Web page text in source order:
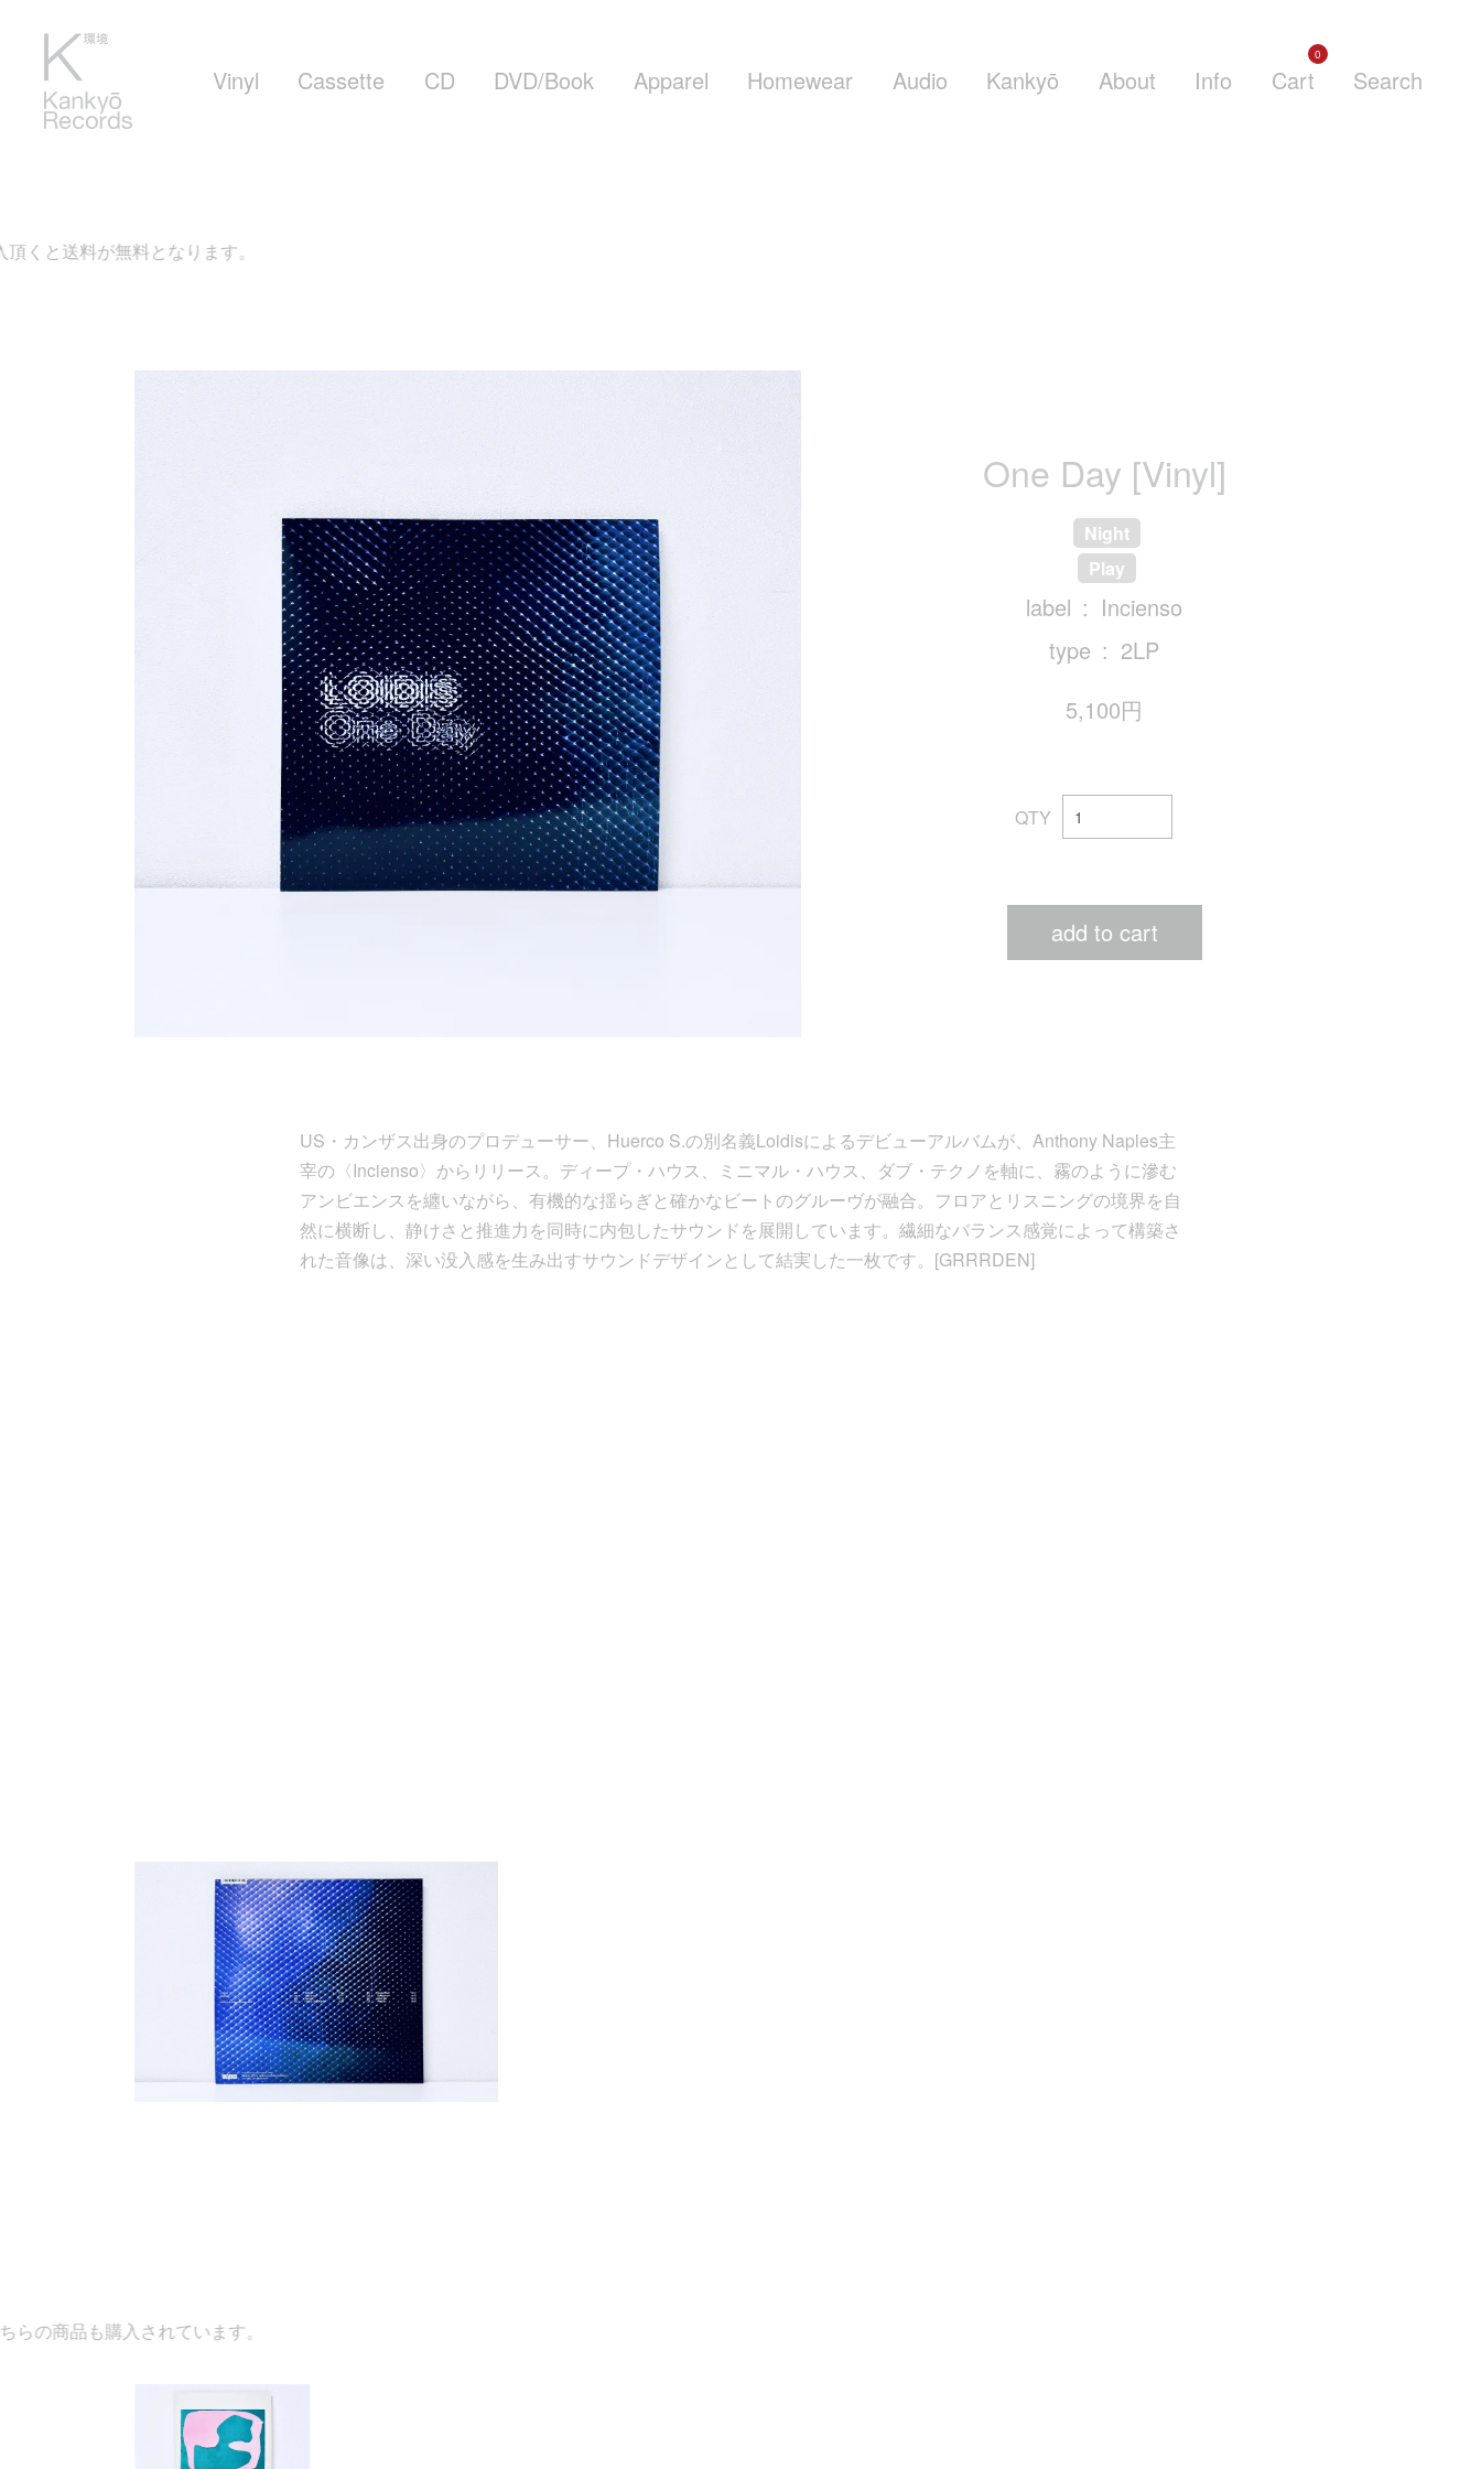
Vinyl Cassette CD DVD/Book Apparel Homewear Audio Kankyō About Info Cart
0
Search
なります。
One Day [Vinyl]
Night
Play
label
Incienso
type
2LP
5,100円
QTY
add to cart
US・カンザス出身のプロデューサー、Huerco S.の別名義Loidisによるデビューアルバムが、Anthony Naples主
宰の〈Incienso〉からリリース。ディープ・ハウス、ミニマル・ハウス、ダブ・テクノを軸に、霧のように滲む
アンビエンスを纏いながら、有機的な揺らぎと確かなビートのグルーヴが融合。フロアとリスニングの境界を自
然に横断し、静けさと推進力を同時に内包したサウンドを展開しています。繊細なバランス感覚によって構築さ
れた音像は、深い没入感を生み出すサウンドデザインとして結実した一枚です。[GRRRDEN]
ています。